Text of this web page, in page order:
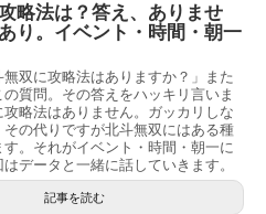
略法は？答え、ありませ
り。イベント・時間・朝一
無双に攻略法はありますか？」また
の質問。その答えをハッキリ言いま
略法はありません。ガッカリしな
その代りですが北斗無双にはある種
。それがイベント・時間・朝一に
データと一緒に話していきます。
記事を読む